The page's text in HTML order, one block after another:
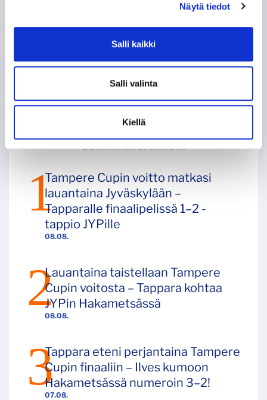
Näytä tiedot
Salli kaikki
Salli valinta
Kiellä
Uusimmat artikkelit
08.08.
Tampere Cupin voitto matkasi
lauantaina Jyväskylään –
Tapparalle finaalipelissä 1–2 -
tappio JYPille
08.08.
Lauantaina taistellaan Tampere
Cupin voitosta – Tappara kohtaa
JYPin Hakametsässä
07.08.
Tappara eteni perjantaina Tampere
Cupin finaaliin – Ilves kumoon
Hakametsässä numeroin 3–2!